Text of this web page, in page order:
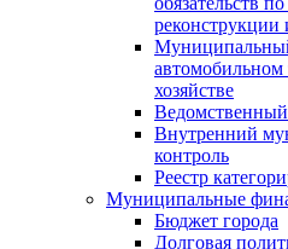
реконструкции
хозяйстве
Внутренний
контроль
Реестр
Муниципальные
Бюджет города
Долговая